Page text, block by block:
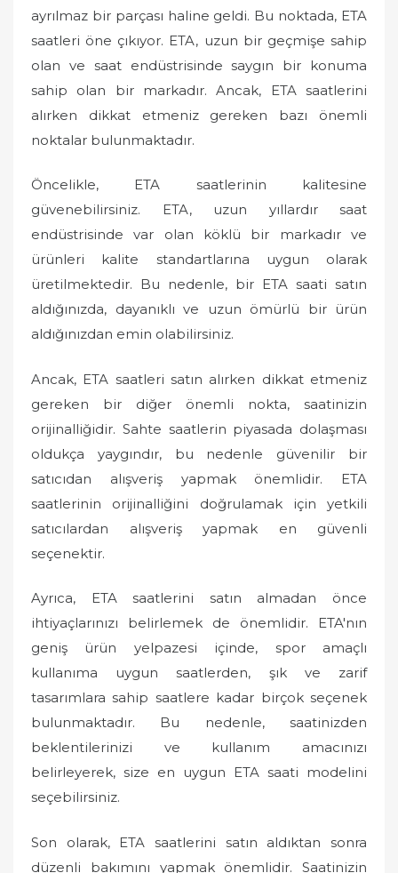
ayrılmaz bir parçası haline geldi. Bu noktada, ETA
saatleri öne çıkıyor. ETA, uzun bir geçmişe sahip
olan ve saat endüstrisinde saygın bir konuma
sahip olan bir markadır. Ancak, ETA saatlerini
alırken dikkat etmeniz gereken bazı önemli
noktalar bulunmaktadır.
Öncelikle, ETA saatlerinin kalitesine
güvenebilirsiniz. ETA, uzun yıllardır saat
endüstrisinde var olan köklü bir markadır ve
ürünleri kalite standartlarına uygun olarak
üretilmektedir. Bu nedenle, bir ETA saati satın
aldığınızda, dayanıklı ve uzun ömürlü bir ürün
aldığınızdan emin olabilirsiniz.
Ancak, ETA saatleri satın alırken dikkat etmeniz
gereken bir diğer önemli nokta, saatinizin
orijinalliğidir. Sahte saatlerin piyasada dolaşması
oldukça yaygındır, bu nedenle güvenilir bir
satıcıdan alışveriş yapmak önemlidir. ETA
saatlerinin orijinalliğini doğrulamak için yetkili
satıcılardan alışveriş yapmak en güvenli
seçenektir.
Ayrıca, ETA saatlerini satın almadan önce
ihtiyaçlarınızı belirlemek de önemlidir. ETA'nın
geniş ürün yelpazesi içinde, spor amaçlı
kullanıma uygun saatlerden, şık ve zarif
tasarımlara sahip saatlere kadar birçok seçenek
bulunmaktadır. Bu nedenle, saatinizden
beklentilerinizi ve kullanım amacınızı
belirleyerek, size en uygun ETA saati modelini
seçebilirsiniz.
Son olarak, ETA saatlerini satın aldıktan sonra
düzenli bakımını yapmak önemlidir. Saatinizin